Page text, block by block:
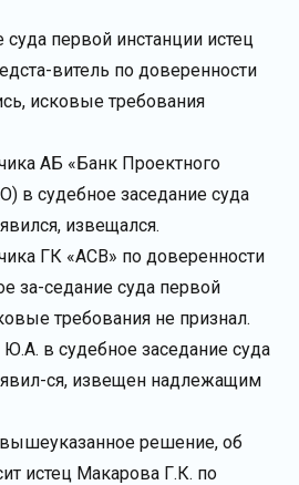
суда первой инстанции истец
витель по доверенности
исковые требования
АБ «Банк Проектного
в судебное заседание суда
извещался.
ГК «АСВ» по доверенности
за-седание суда первой
требования не признал.
в судебное заседание суда
ся, извещен надлежащим
решение, об
истец Макарова Г.К. по